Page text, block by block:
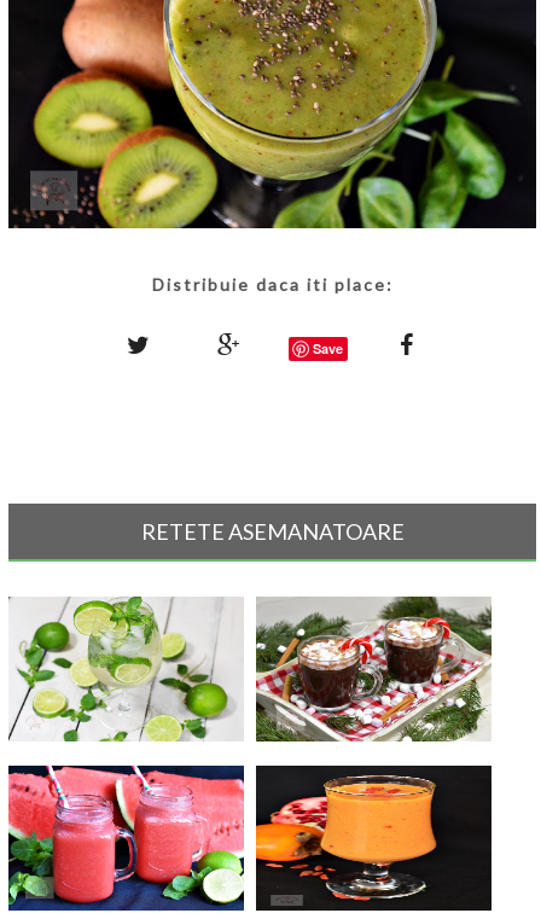
Distribuie daca iti place:
Save
RETETE ASEMANATOARE
Cocktail Hugo Ciocolata calda pentru Craciun